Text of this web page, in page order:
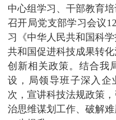
中心组学习、干部教育
召开局党支部学习会议
习《中华人民共和国科
共和国促进科技成果转
创新相关政策。结合我
设 ，局领导班子深入
次，宣讲科技法规政策
治思维谋划工作、破解